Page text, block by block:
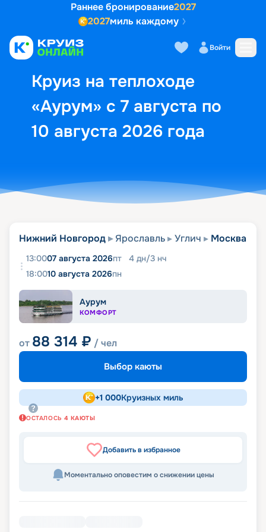
Раннее бронирование2027
2027миль каждому
Войти
Круиз на теплоходе
«Аурум» с 7 августа по
10 августа 2026 года
Выбор кают Маршрут и
Нижний Новгород Ярославль Углич Москва
13:0007 августа 2026пт 4 дн/3 нч
18:0010 августа 2026пн
Аурум
КОМФОРТ
от 88 314 ₽ / чел
Выбор каюты
+1 000Круизных миль
ОСТАЛОСЬ 4 КАЮТЫ
Добавить в избранное
Моментально оповестим о снижении цены